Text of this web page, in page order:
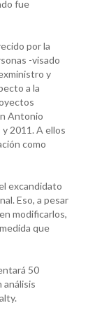
fue
por la
-visado
y
a la
Antonio
2011. A ellos
como
excandidato
Eso, a pesar
modificarlos,
que
50
análisis